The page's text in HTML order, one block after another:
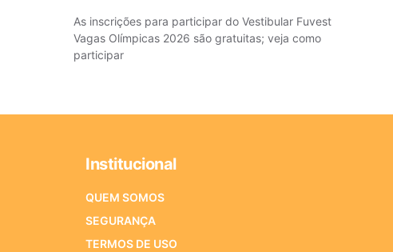
As inscrições para participar do Vestibular Fuvest
Vagas Olímpicas 2026 são gratuitas; veja como
participar
Institucional
QUEM SOMOS
SEGURANÇA
TERMOS DE USO